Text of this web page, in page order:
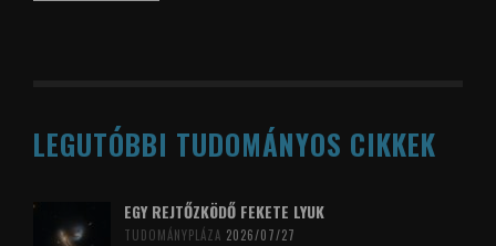
LEGUTÓBBI TUDOMÁNYOS CIKKEK
EGY REJTŐZKÖDŐ FEKETE LYUK
TUDOMÁNYPLÁZA 2026/07/27